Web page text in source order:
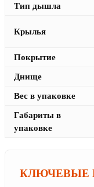
Тип дышла
Крылья
Покрытие
Днище
Вес в упаковке
Габариты в
упаковке
КЛЮЧЕВЫЕ